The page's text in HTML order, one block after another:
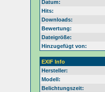
Datum:
Hits:
Downloads:
Bewertung:
Dateigröße:
Hinzugefügt von:
EXIF Info
Hersteller:
Modell:
Belichtungszeit: